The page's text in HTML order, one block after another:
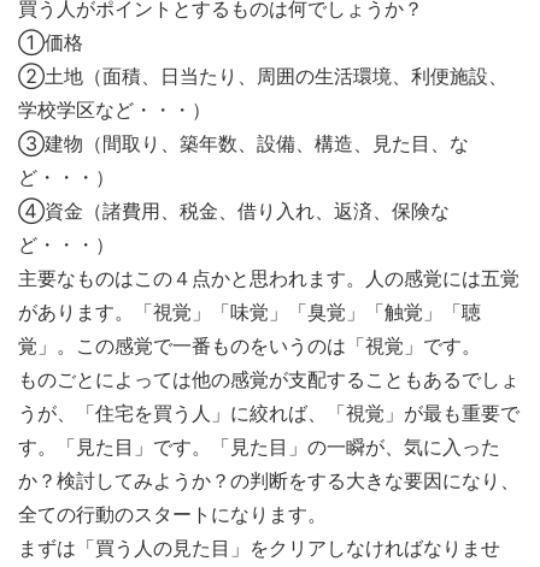
買う人がポイントとするものは何でしょうか？
①価格
②土地（面積、日当たり、周囲の生活環境、利便施設、
学校学区など・・・）
③建物（間取り、築年数、設備、構造、見た目、な
ど・・・）
④資金（諸費用、税金、借り入れ、返済、保険な
ど・・・）
主要なものはこの４点かと思われます。人の感覚には五覚
があります。「視覚」「味覚」「臭覚」「触覚」「聴
覚」。この感覚で一番ものをいうのは「視覚」です。
ものごとによっては他の感覚が支配することもあるでしょ
うが、「住宅を買う人」に絞れば、「視覚」が最も重要で
す。「見た目」です。「見た目」の一瞬が、気に入った
か？検討してみようか？の判断をする大きな要因になり、
全ての行動のスタートになります。
まずは「買う人の見た目」をクリアしなければなりませ